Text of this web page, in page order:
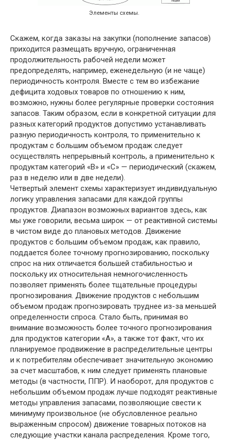
Элементы схемы.
Скажем, когда заказы на закупки (пополнение запасов)
приходится размещать вручную, ограниченная
продолжительность рабочей недели может
предопределять, например, еженедельную (и не чаще)
периодичность контроля. Вместе с тем во избежание
дефицита ходовых товаров по отношению к ним,
возможно, нужны более регулярные проверки состояния
запасов. Таким образом, если в конкретной ситуации для
разных категорий продуктов допустимо устанавливать
разную периодичность контроля, то применительно к
продуктам с большим объемом продаж следует
осуществлять непрерывный контроль, а применительно к
продуктам категорий «В» и «С» — периодический (скажем,
раз в неделю или в две недели).
Четвертый элемент схемы характеризует индивидуальную
логику управления запасами для каждой группы
продуктов. Диапазон возможных вариантов здесь, как
мы уже говорили, весьма широк — от реактивной системы
в чистом виде до плановых методов. Движение
продуктов с большим объемом продаж, как правило,
поддается более точному прогнозированию, поскольку
спрос на них отличается большей стабильностью и
поскольку их относительная немногочисленность
позволяет применять более тщательные процедуры
прогнозирования. Движение продуктов с небольшим
объемом продаж прогнозировать труднее из-за меньшей
определенности спроса. Стало быть, принимая во
внимание возможность более точного прогнозирования
для продуктов категории «А», а также тот факт, что их
планируемое продвижение в распределительные центры
и к потребителям обеспечивает значительную экономию
за счет масштабов, к ним следует применять плановые
методы (в частности, ППР). И наоборот, для продуктов с
небольшим объемом продаж лучше подходят реактивные
методы управления запасами, позволяющие свести к
минимуму произвольное (не обусловленное реально
выраженным спросом) движение товарных потоков на
следующие участки канала распределения. Кроме того,